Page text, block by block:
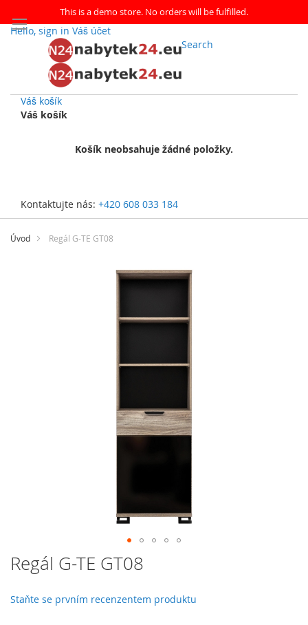
This is a demo store. No orders will be fulfilled.
Hello, sign in Váš účet
Search
Váš košík
Váš košík
Košík neobsahuje žádné položky.
Kontaktujte nás: +420 608 033 184
Přejít
obsah
Úvod Regál G-TE GT08
Přeskočit
na
galerie
Regál G-TE GT08
Staňte se prvním recenzentem produktu